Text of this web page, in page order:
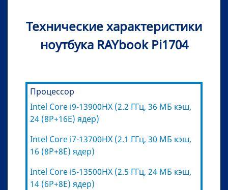
Технические характеристики
ноутбука RAYbook Pi1704
Процессор
Intel Core i9-13900HX (2.2 ГГц, 36 МБ кэш,
24 (8P+16E) ядер)
Intel Core i7-13700HX (2.1 ГГц, 30 МБ кэш,
16 (8P+8E) ядер)
Intel Core i5-13500HX (2.5 ГГц, 24 МБ кэш,
14 (6P+8E) ядер)